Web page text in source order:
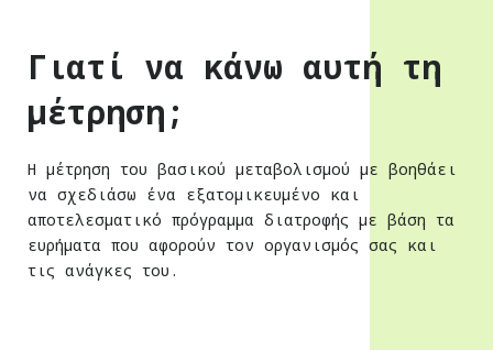
Γιατί να κάνω αυτή τη
μέτρηση;
Η μέτρηση του βασικού μεταβολισμού με βοηθάει
να σχεδιάσω ένα εξατομικευμένο και
αποτελεσματικό πρόγραμμα διατροφής με βάση τα
ευρήματα που αφορούν τον οργανισμός σας και
τις ανάγκες του.